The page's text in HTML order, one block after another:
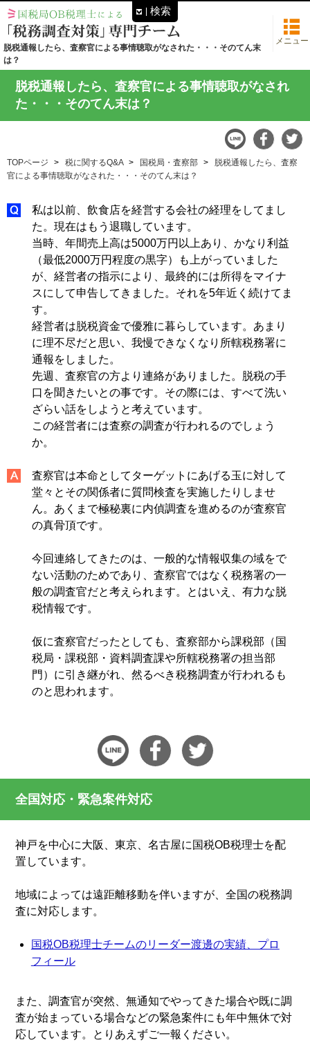
脱税通報したら、査察官による事情聴取がなされた・・・そのてん末
は？
メニュー
脱税通報したら、査察官による事情聴取がなされ
た・・・そのてん末は？
TOPページ 税に関するQ&A 国税局・査察部
脱税通報したら、査察
官による事情聴取がなされた・・・そのてん末は？
私は以前、飲食店を経営する会社の経理をしてまし
た。現在はもう退職しています。
当時、年間売上高は5000万円以上あり、かなり利益
（最低2000万円程度の黒字）も上がっていました
が、経営者の指示により、最終的には所得をマイナ
スにして申告してきました。それを5年近く続けてま
す。
経営者は脱税資金で優雅に暮らしています。あまり
に理不尽だと思い、我慢できなくなり所轄税務署に
通報をしました。
先週、査察官の方より連絡がありました。脱税の手
口を聞きたいとの事です。その際には、すべて洗い
ざらい話をしようと考えています。
この経営者には査察の調査が行われるのでしょう
か。
査察官は本命としてターゲットにあげる玉に対して
堂々とその関係者に質問検査を実施したりしませ
ん。あくまで極秘裏に内偵調査を進めるのが査察官
の真骨頂です。
今回連絡してきたのは、一般的な情報収集の域をで
ない活動のためであり、査察官ではなく税務署の一
般の調査官だと考えられます。とはいえ、有力な脱
税情報です。
仮に査察官だったとしても、査察部から課税部（国
税局・課税部・資料調査課や所轄税務署の担当部
門）に引き継がれ、然るべき税務調査が行われるも
のと思われます。
全国対応・緊急案件対応
神戸を中心に大阪、東京、名古屋に国税OB税理士を配
置しています。
地域によっては遠距離移動を伴いますが、全国の税務調
査に対応します。
国税OB税理士チームのリーダー渡邊の実績、プロ
フィール
また、調査官が突然、無通知でやってきた場合や既に調
査が始まっている場合などの緊急案件にも年中無休で対
応しています。とりあえずご一報ください。
検索